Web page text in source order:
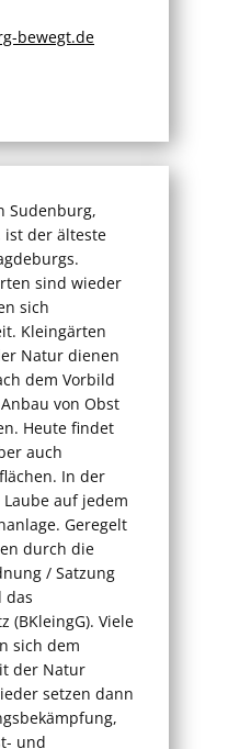
bewegt.de
Sudenburg,
ist der älteste
sind wieder
sich
Kleingärten
Natur dienen
dem Vorbild
von Obst
Heute findet
auch
In der
auf jedem
Geregelt
durch die
/ Satzung
das
(BKleingG). Viele
sich dem
der Natur
setzen dann
und